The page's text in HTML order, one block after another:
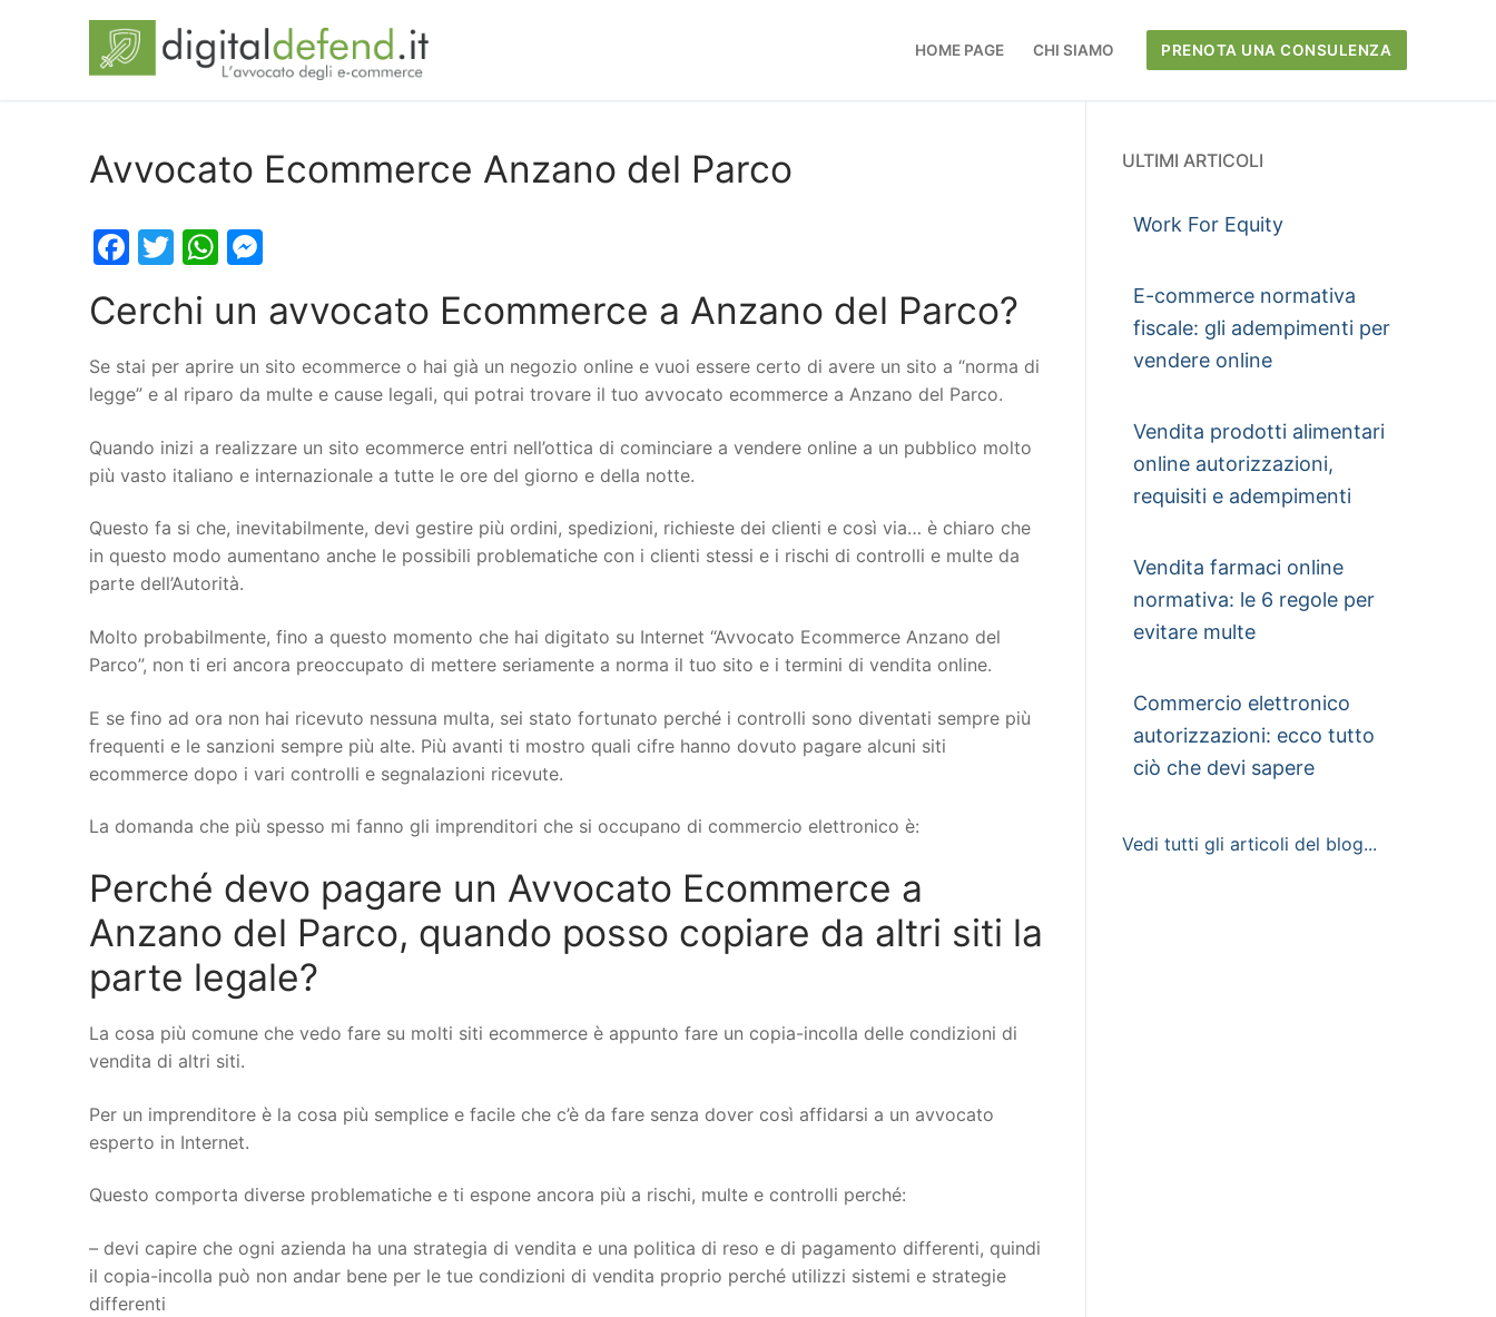
HOME PAGE CHI SIAMO PRENOTA UNA CONSULENZA
Avvocato Ecommerce Anzano del Parco
Facebook
TwitterWhatsApp
Cerchi un avvocato Ecommerce a Anzano del Parco?
Se stai per aprire un sito ecommerce o hai già un negozio online e vuoi essere certo di avere un sito a “norma di
legge” e al riparo da multe e cause legali, qui potrai trovare il tuo avvocato ecommerce a Anzano del Parco.
Quando inizi a realizzare un sito ecommerce entri nell’ottica di cominciare a vendere online a un pubblico molto
più vasto italiano e internazionale a tutte le ore del giorno e della notte.
Questo fa si che, inevitabilmente, devi gestire più ordini, spedizioni, richieste dei clienti e così via… è chiaro che
in questo modo aumentano anche le possibili problematiche con i clienti stessi e i rischi di controlli e multe da
parte dell’Autorità.
Molto probabilmente, fino a questo momento che hai digitato su Internet “Avvocato Ecommerce Anzano del
Parco”, non ti eri ancora preoccupato di mettere seriamente a norma il tuo sito e i termini di vendita online.
E se fino ad ora non hai ricevuto nessuna multa, sei stato fortunato perché i controlli sono diventati sempre più
frequenti e le sanzioni sempre più alte. Più avanti ti mostro quali cifre hanno dovuto pagare alcuni siti
ecommerce dopo i vari controlli e segnalazioni ricevute.
La domanda che più spesso mi fanno gli imprenditori che si occupano di commercio elettronico è:
Perché devo pagare un Avvocato Ecommerce a
Anzano del Parco, quando posso copiare da altri siti la
parte legale?
La cosa più comune che vedo fare su molti siti ecommerce è appunto fare un copia-incolla delle condizioni di
vendita di altri siti.
Per un imprenditore è la cosa più semplice e facile che c’è da fare senza dover così affidarsi a un avvocato
esperto in Internet.
Questo comporta diverse problematiche e ti espone ancora più a rischi, multe e controlli perché:
– devi capire che ogni azienda ha una strategia di vendita e una politica di reso e di pagamento differenti, quindi
il copia-incolla può non andar bene per le tue condizioni di vendita proprio perché utilizzi sistemi e strategie
differenti
ULTIMI ARTICOLI
Work For Equity
E-commerce normativa
fiscale: gli adempimenti per
vendere online
Vendita prodotti alimentari
online autorizzazioni,
requisiti e adempimenti
Vendita farmaci online
normativa: le 6 regole per
evitare multe
Commercio elettronico
autorizzazioni: ecco tutto
ciò che devi sapere
Vedi tutti gli articoli del blog...